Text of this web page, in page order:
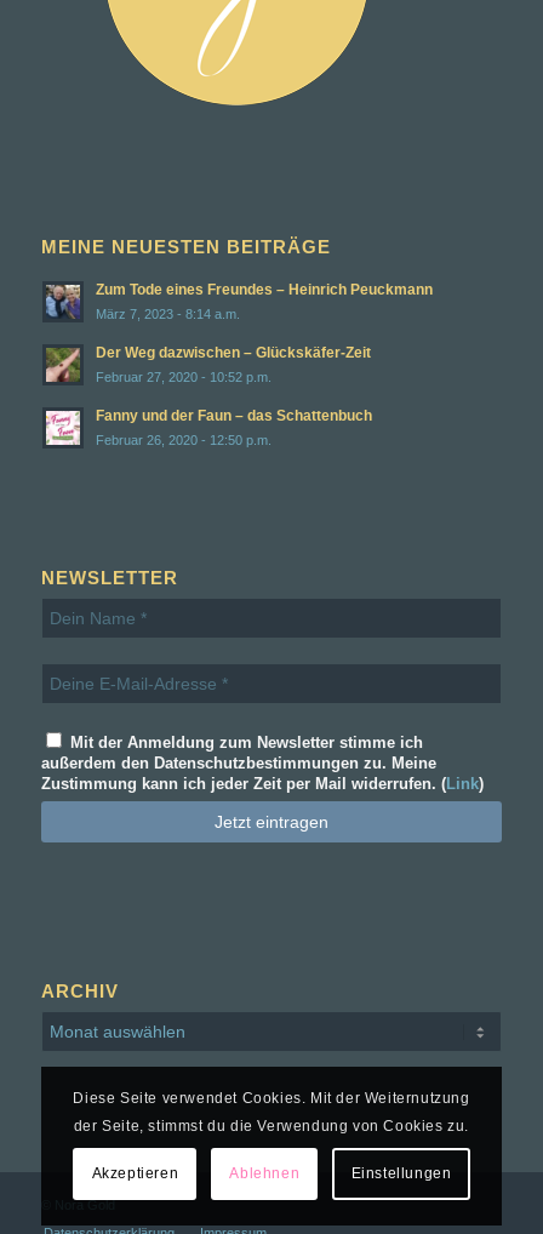
MEINE NEUESTEN BEITRÄGE
Zum Tode eines Freundes – Heinrich Peuckmann
März 7, 2023 - 8:14 a.m.
Der Weg dazwischen – Glückskäfer-Zeit
Februar 27, 2020 - 10:52 p.m.
Fanny und der Faun – das Schattenbuch
Februar 26, 2020 - 12:50 p.m.
NEWSLETTER
Mit der Anmeldung zum Newsletter stimme ich
außerdem den Datenschutzbestimmungen zu. Meine
Zustimmung kann ich jeder Zeit per Mail widerrufen. (Link)
ARCHIV
© Nora Gold
Diese Seite verwendet Cookies. Mit der Weiternutzung
der Seite, stimmst du die Verwendung von Cookies zu.
Akzeptieren Ablehnen Einstellungen